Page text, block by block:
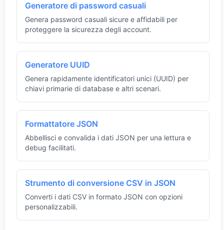
Generatore di password casuali
Genera password casuali sicure e affidabili per
proteggere la sicurezza degli account.
Generatore UUID
Genera rapidamente identificatori unici (UUID) per
chiavi primarie di database e altri scenari.
Formattatore JSON
Abbellisci e convalida i dati JSON per una lettura e
debug facilitati.
Strumento di conversione CSV in JSON
Converti i dati CSV in formato JSON con opzioni
personalizzabili.